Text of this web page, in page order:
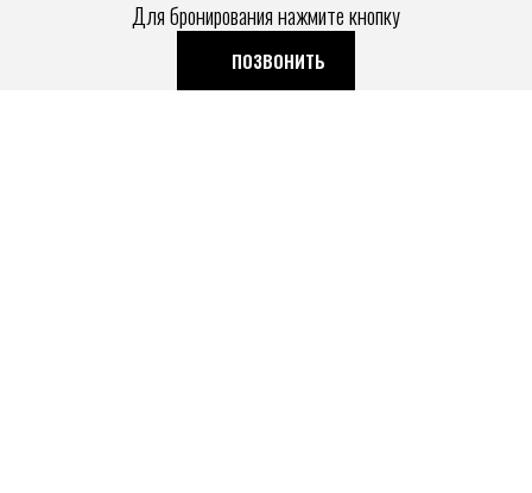
Для бронирования нажмите кнопку
ПОЗВОНИТЬ